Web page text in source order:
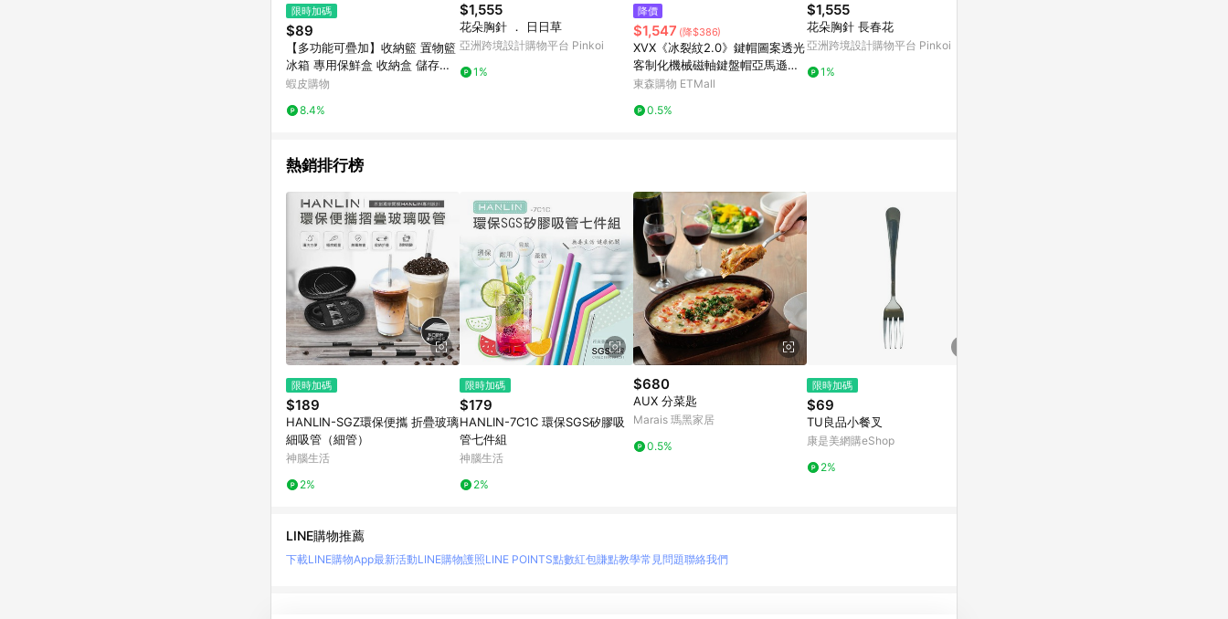
限時加碼
$89
【多功能可疊加】收納籃 置物籃
冰箱 專用保鮮盒 收納盒 儲存盒
冷藏冷凍盒 抽屜式鷄蛋 蔬菜整理
蝦皮購物
8.4%
$1,555
花朵胸針 ． 日日草
亞洲跨境設計購物平台 Pinkoi
1%
降價
$1,547 (降$386)
XVX《冰裂紋2.0》鍵帽圖案透光
客制化機械磁軸鍵盤帽亞馬遜跨
境
東森購物 ETMall
0.5%
$1,555
花朵胸針 長春花
亞洲跨境設計購物平台 Pinkoi
1%
熱銷排行榜
限時加碼
$189
HANLIN-SGZ環保便攜 折疊玻璃
細吸管（細管）
神腦生活
2%
限時加碼
$179
HANLIN-7C1C 環保SGS矽膠吸
管七件組
神腦生活
2%
$680
AUX 分菜匙
Marais 瑪黑家居
0.5%
限時加碼
$69
TU良品小餐叉
康是美網購eShop
2%
LINE購物推薦
下載LINE購物App最新活動LINE購物護照LINE POINTS點數紅包賺點教學常見問題聯絡我們